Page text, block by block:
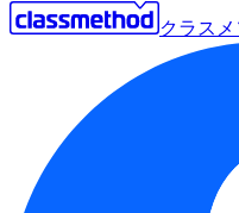
クラス